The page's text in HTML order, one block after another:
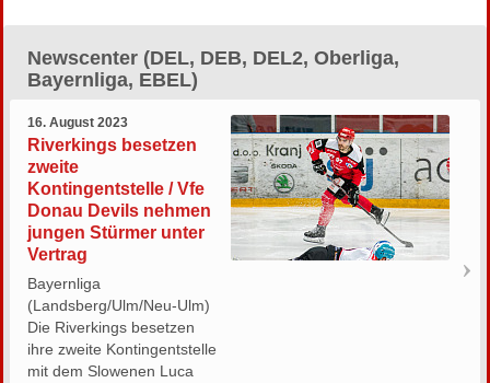
Newscenter (DEL, DEB, DEL2, Oberliga,
Bayernliga, EBEL)
16. August 2023
Riverkings besetzen
zweite
Kontingentstelle / Vfe
Donau Devils nehmen
jungen Stürmer unter
Vertrag
Bayernliga
(Landsberg/Ulm/Neu-Ulm)
Die Riverkings besetzen
ihre zweite Kontingentstelle
mit dem Slowenen Luca